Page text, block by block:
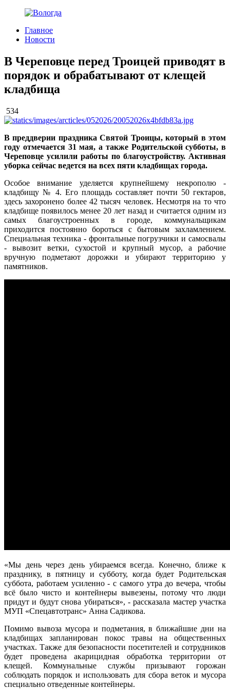
Главное
Новости
В Череповце перед Троицей приводят в
порядок и обрабатывают от клещей
кладбища
534
В преддверии праздника Святой Троицы, который в этом
году отмечается 31 мая, а также Родительской субботы, в
Череповце усилили работы по благоустройству. Активная
уборка сейчас ведется на всех пяти кладбищах города.
Особое внимание уделяется крупнейшему некрополю -
кладбищу № 4. Его площадь составляет почти 50 гектаров,
здесь захоронено более 42 тысяч человек. Несмотря на то что
кладбище появилось менее 20 лет назад и считается одним из
самых благоустроенных в городе, коммунальщикам
приходится постоянно бороться с бытовым захламлением.
Специальная техника - фронтальные погрузчики и самосвалы
- вывозит ветки, сухостой и крупный мусор, а рабочие
вручную подметают дорожки и убирают территорию у
памятников.
«Мы день через день убираемся всегда. Конечно, ближе к
празднику, в пятницу и субботу, когда будет Родительская
суббота, работаем усиленно - с самого утра до вечера, чтобы
всё было чисто и контейнеры вывезены, потому что люди
придут и будут снова убираться», - рассказала мастер участка
МУП «Спецавтотранс» Анна Садикова.
Помимо вывоза мусора и подметания, в ближайшие дни на
кладбищах запланирован покос травы на общественных
участках. Также для безопасности посетителей и сотрудников
будет проведена акарицидная обработка территории от
клещей. Коммунальные службы призывают горожан
соблюдать порядок и использовать для сбора веток и мусора
специально отведенные контейнеры.